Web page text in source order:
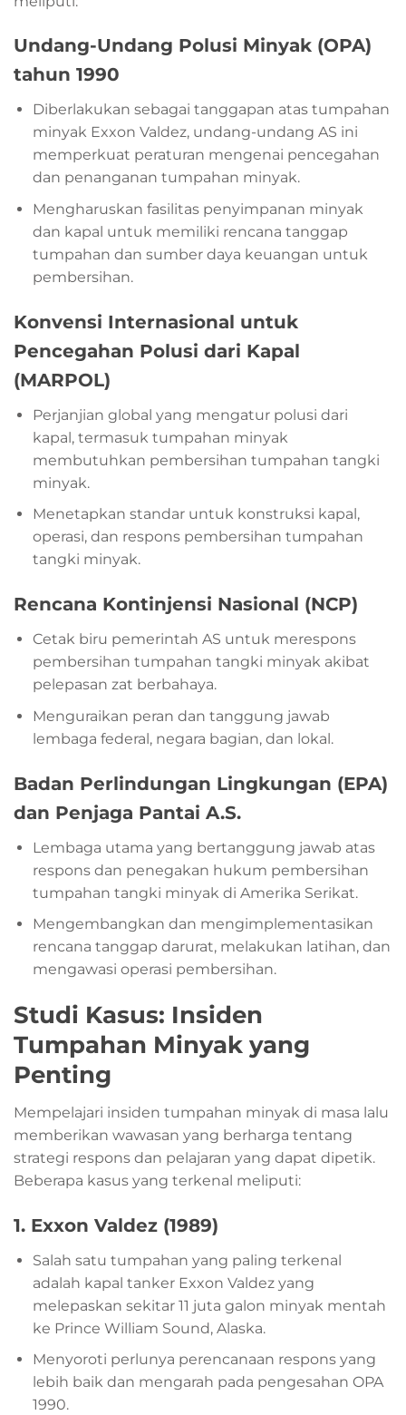
Undang-Undang Polusi Minyak (OPA)
tahun 1990
Diberlakukan sebagai tanggapan atas tumpahan
minyak Exxon Valdez, undang-undang AS ini
memperkuat peraturan mengenai pencegahan
dan penanganan tumpahan minyak.
Mengharuskan fasilitas penyimpanan minyak
dan kapal untuk memiliki rencana tanggap
tumpahan dan sumber daya keuangan untuk
pembersihan.
Konvensi Internasional untuk
Pencegahan Polusi dari Kapal
(MARPOL)
Perjanjian global yang mengatur polusi dari
kapal, termasuk tumpahan minyak
membutuhkan pembersihan tumpahan tangki
minyak.
Menetapkan standar untuk konstruksi kapal,
operasi, dan respons pembersihan tumpahan
tangki minyak.
Rencana Kontinjensi Nasional (NCP)
Cetak biru pemerintah AS untuk merespons
pembersihan tumpahan tangki minyak akibat
pelepasan zat berbahaya.
Menguraikan peran dan tanggung jawab
lembaga federal, negara bagian, dan lokal.
Badan Perlindungan Lingkungan (EPA)
dan Penjaga Pantai A.S.
Lembaga utama yang bertanggung jawab atas
respons dan penegakan hukum pembersihan
tumpahan tangki minyak di Amerika Serikat.
Mengembangkan dan mengimplementasikan
rencana tanggap darurat, melakukan latihan, dan
mengawasi operasi pembersihan.
Studi Kasus: Insiden
Tumpahan Minyak yang
Penting
Mempelajari insiden tumpahan minyak di masa lalu
memberikan wawasan yang berharga tentang
strategi respons dan pelajaran yang dapat dipetik.
Beberapa kasus yang terkenal meliputi:
1. Exxon Valdez (1989)
Salah satu tumpahan yang paling terkenal
adalah kapal tanker Exxon Valdez yang
melepaskan sekitar 11 juta galon minyak mentah
ke Prince William Sound, Alaska.
Menyoroti perlunya perencanaan respons yang
lebih baik dan mengarah pada pengesahan OPA
1990.